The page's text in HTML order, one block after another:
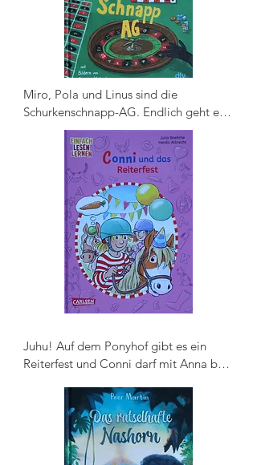
Miro, Pola und Linus sind die
Schurkenschnapp-AG. Endlich geht es
auf Klassenfahrt. Mit Anti-
Heimwehtropfen und einem Rucksack
voller Spezialausrüstung. Fehlt nur noch
ein neuer Fall. Der kommt prompt: Im
Casino neben ihrer Unterkunft passieren
seltsame Dinge. Ein Mann mit
Goldschlips hat eine Glückssträhne.
Ramona, die Türsteherin, verhält sich
verdächtig. Und im Keller verschwindet
ein Koffer voller Geld. Zum Glück sind
Miro, Pola und Linus auf alles
Juhu! Auf dem Ponyhof gibt es ein
Reiterfest und Conni darf mit Anna bei
kommt alles anders und die beiden
landen stattdessen in der
Anfängergruppe. Voll peinlich! Zum
Glück hat Conni eine Idee ...